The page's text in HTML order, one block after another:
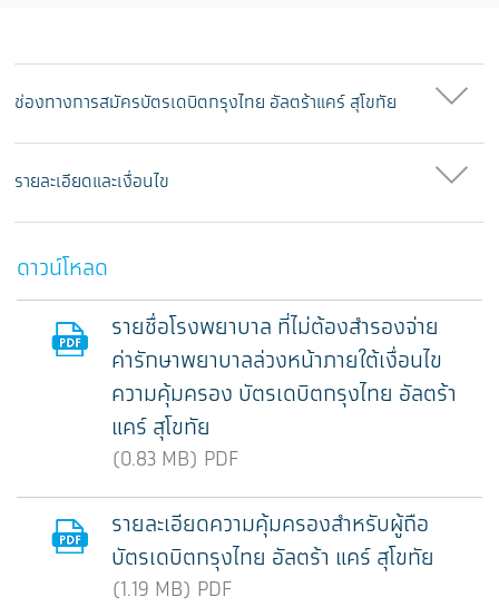
ช่องทางการสมัครบัตรเดบิตกรุงไทย อัลตร้าแคร์ สุโขทัย
รายละเอียดและเงื่อนไข
ดาวน์โหลด
รายชื่อโรงพยาบาล ที่ไม่ต้องสำรองจ่าย
ค่ารักษาพยาบาลล่วงหน้าภายใต้เงื่อนไข
ความคุ้มครอง บัตรเดบิตกรุงไทย อัลตร้า
แคร์ สุโขทัย
(0.83 MB) PDF
รายละเอียดความคุ้มครองสำหรับผู้ถือ
บัตรเดบิตกรุงไทย อัลตร้า แคร์ สุโขทัย
(1.19 MB) PDF